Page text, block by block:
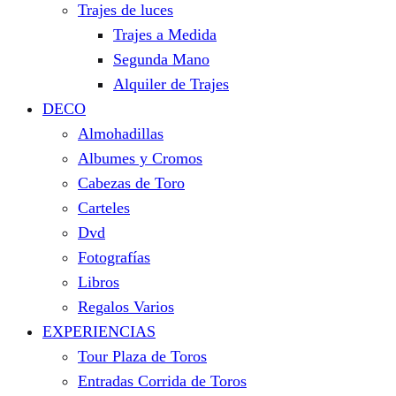
Trajes de luces
Trajes a Medida
Segunda Mano
Alquiler de Trajes
DECO
Almohadillas
Albumes y Cromos
Cabezas de Toro
Carteles
Dvd
Fotografías
Libros
Regalos Varios
EXPERIENCIAS
Tour Plaza de Toros
Entradas Corrida de Toros